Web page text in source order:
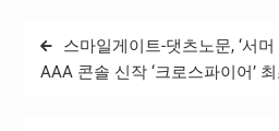
글
탐
스마일게이트-댓츠노문, ‘서
AAA 콘솔 신작 ‘크로스파이어’